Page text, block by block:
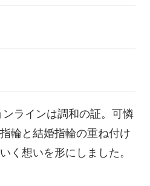
ラインは調和の証。可憐
輪と結婚指輪の重ね付け
く想いを形にしました。